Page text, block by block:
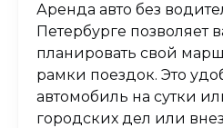
Аренда авто без
Петербурге позволяет
планировать свой
рамки поездок. Это
автомобиль на сутки
городских дел или